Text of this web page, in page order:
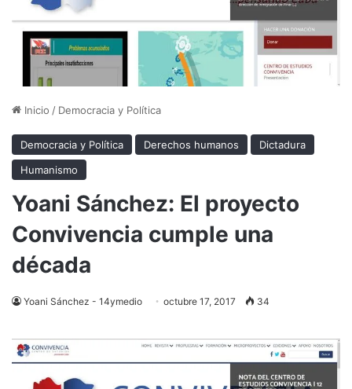
Inicio / Democracia y Política
Democracia y Política Derechos humanos
Dictadura
Humanismo
Yoani Sánchez: El proyecto
Convivencia cumple una
década
Yoani Sánchez - 14ymedio octubre 17, 2017 34